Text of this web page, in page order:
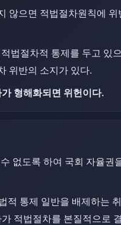
않으면 적법절차원칙에
법절차적 통제를 두고 있
위반의 소지가 있다.
형해화되면 위헌이다.
없도록 하여 국회 자율권
통제 일반을 배제하는
적법절차를 본질적으로